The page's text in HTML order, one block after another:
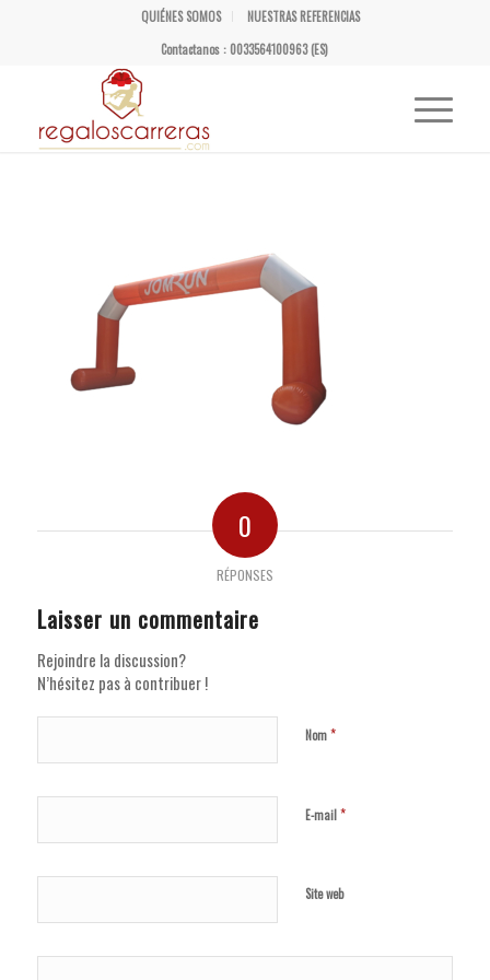
QUIÉNES SOMOS
NUESTRAS REFERENCIAS
Contactanos : 0033564100963 (ES)
0
RÉPONSES
Laisser un commentaire
Rejoindre la discussion?
N’hésitez pas à contribuer !
Nom*
E-mail*
Site web